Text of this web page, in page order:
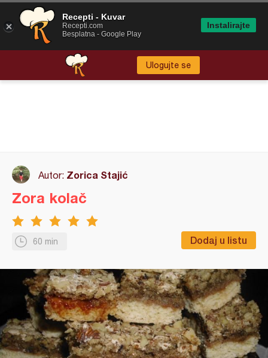
Ulogujte se
Autor: Zorica Stajić
60 min Dodaj u listu
Zora kolač
Recepti - Kuvar
Recepti.com
Besplatna - Google Play
Instalirajte